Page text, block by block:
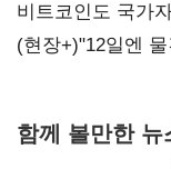
20억 키맞추기
비트코인도 국가
숙제
(현장+)"12일엔
함께 볼만한 뉴